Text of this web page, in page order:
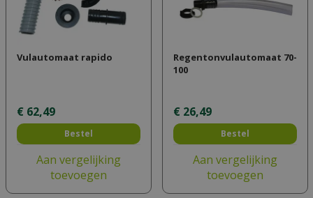
Vulautomaat rapido
€ 62,49
Bestel
Aan vergelijking
toevoegen
Regentonvulautomaat 70-
100
€ 26,49
Bestel
Aan vergelijking
toevoegen